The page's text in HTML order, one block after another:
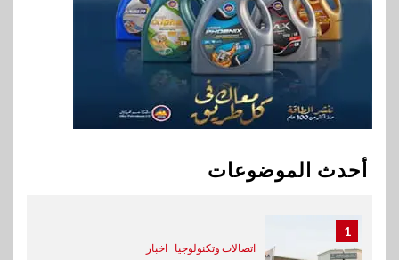
أحدث الموضوعات
اقتصاد
وزيرا التخطيط والبترول يبحثان
جهود تحقيق أمن الطاقة
اقتصاد
المخاوف بشأن مستقبل الملاحة
في مضيق هرمز
1
اتصالات وتكنولوجيا اخبار